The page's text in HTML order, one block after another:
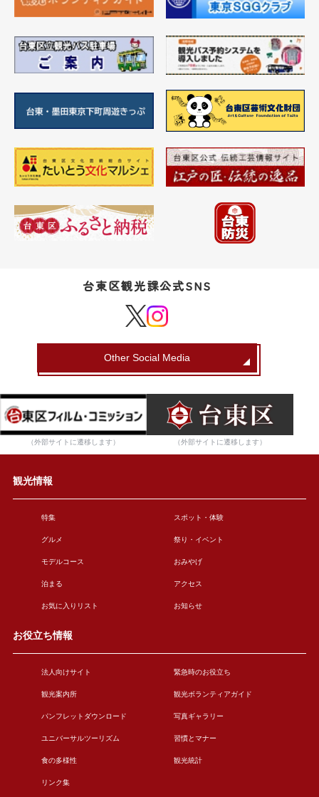
台東区観光課公式SNS
Other Social Media
（外部サイトに遷移します） （外部サイトに遷移します）
観光情報
特集 スポット・体験
グルメ 祭り・イベント
モデルコース おみやげ
泊まる アクセス
お気に入りリスト お知らせ
お役立ち情報
法人向けサイト 緊急時のお役立ち
観光案内所 観光ボランティアガイド
パンフレットダウンロード 写真ギャラリー
ユニバーサルツーリズム 習慣とマナー
食の多様性 観光統計
リンク集